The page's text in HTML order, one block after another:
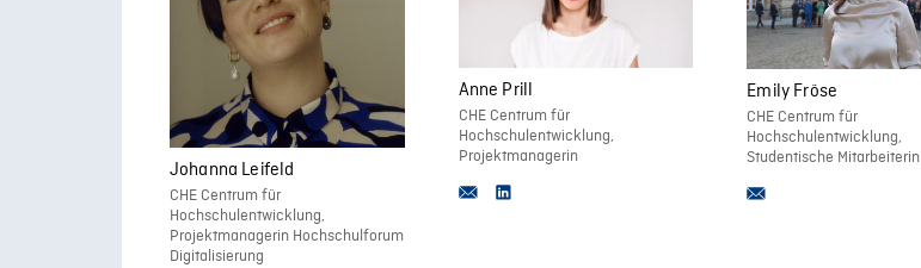
Johanna Leifeld
CHE Centrum für
Hochschulentwicklung,
Projektmanagerin Hochschulforum
Digitalisierung
Anne Prill
CHE Centrum für
Hochschulentwicklung,
Projektmanagerin
Emily Fröse
CHE Centrum für
Hochschulentwicklung,
Studentische Mitarbeiterin